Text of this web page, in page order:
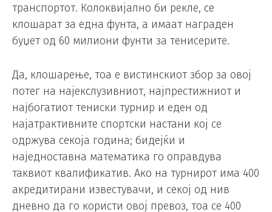
транспортот. Колоквијално би рекле, се
клошарат за една фунта, а имаат награден
буџет од 60 милиони фунти за тенисерите.
Да, клошарење, тоа е вистинскиот збор за овој
потег на најекслузивниот, најпрестижниот и
најбогатиот тениски турнир и еден од
најатрактивните спортски настани кој се
одржува секоја година; бидејќи и
наједноставна математика го оправдува
таквиот квалификатив. Ако на турнирот има 400
акредитирани известувачи, и секој од нив
дневно да го користи овој превоз, тоа се 400